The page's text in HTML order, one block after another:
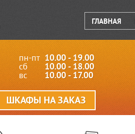
ГЛАВНАЯ
пн-пт 10.00 - 19.00
сб 10.00 - 18.00
вс 10.00 - 17.00
ШКАФЫ НА ЗАКАЗ